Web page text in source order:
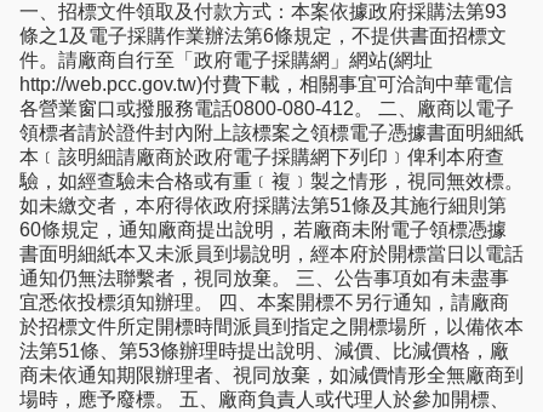
一、招標文件領取及付款方式：本案依據政府採購法第93
條之1及電子採購作業辦法第6條規定，不提供書面招標文
件。請廠商自行至「政府電子採購網」網站(網址
http://web.pcc.gov.tw)付費下載，相關事宜可洽詢中華電信
各營業窗口或撥服務電話0800-080-412。 二、廠商以電子
領標者請於證件封內附上該標案之領標電子憑據書面明細紙
本﹝該明細請廠商於政府電子採購網下列印﹞俾利本府查
驗，如經查驗未合格或有重﹝複﹞製之情形，視同無效標。
如未繳交者，本府得依政府採購法第51條及其施行細則第
60條規定，通知廠商提出說明，若廠商未附電子領標憑據
書面明細紙本又未派員到場說明，經本府於開標當日以電話
通知仍無法聯繫者，視同放棄。 三、公告事項如有未盡事
宜悉依投標須知辦理。 四、本案開標不另行通知，請廠商
於招標文件所定開標時間派員到指定之開標場所，以備依本
法第51條、第53條辦理時提出說明、減價、比減價格，廠
商未依通知期限辦理者、視同放棄，如減價情形全無廠商到
場時，應予廢標。 五、廠商負責人或代理人於參加開標、